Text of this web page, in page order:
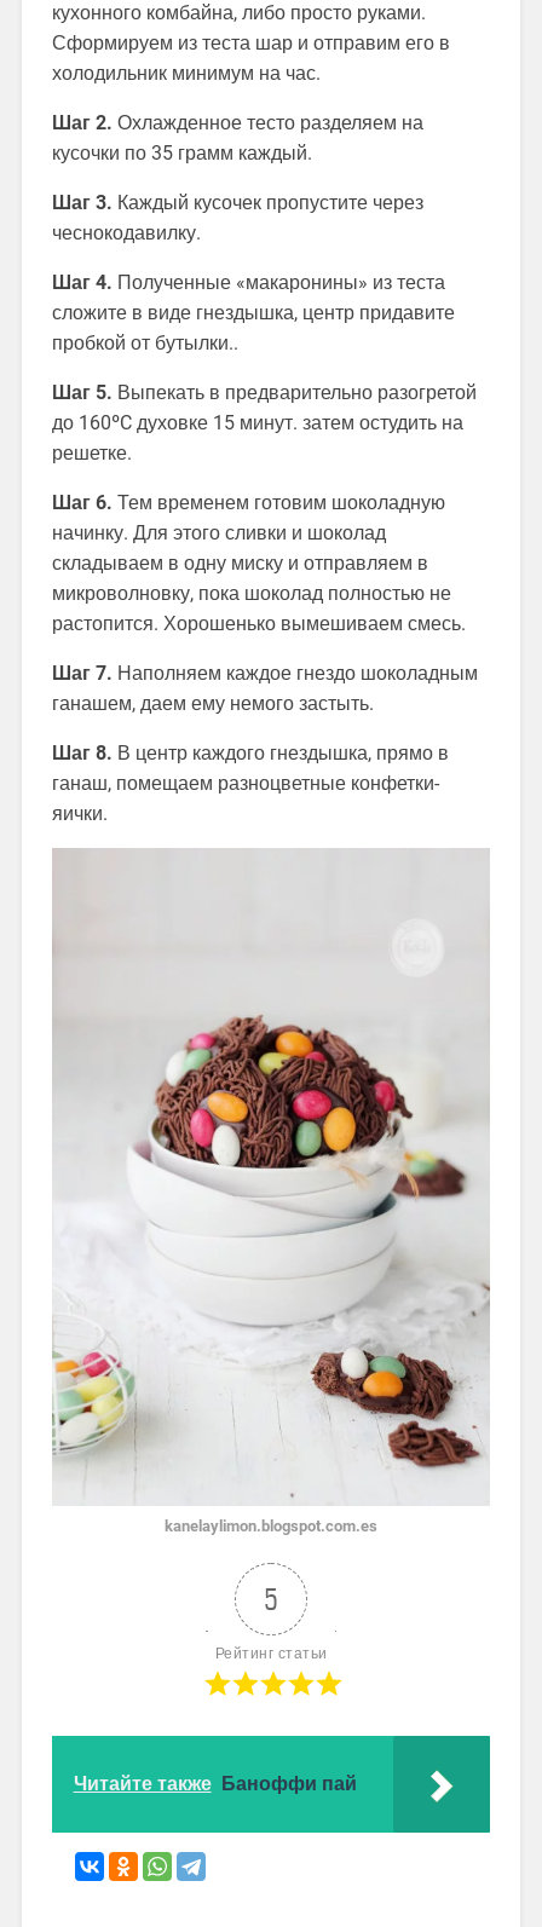
кухонного комбайна, либо просто руками.
Сформируем из теста шар и отправим его в
холодильник минимум на час.
Шаг 2. Охлажденное тесто разделяем на
кусочки по 35 грамм каждый.
Шаг 3. Каждый кусочек пропустите через
чеснокодавилку.
Шаг 4. Полученные «макаронины» из теста
сложите в виде гнездышка, центр придавите
пробкой от бутылки..
Шаг 5. Выпекать в предварительно разогретой
до 160ºC духовке 15 минут. затем остудить на
решетке.
Шаг 6. Тем временем готовим шоколадную
начинку. Для этого сливки и шоколад
складываем в одну миску и отправляем в
микроволновку, пока шоколад полностью не
растопится. Хорошенько вымешиваем смесь.
Шаг 7. Наполняем каждое гнездо шоколадным
ганашем, даем ему немого застыть.
Шаг 8. В центр каждого гнездышка, прямо в
ганаш, помещаем разноцветные конфетки-
яички.
kanelaylimon.blogspot.com.es
5
Рейтинг статьи
Читайте также Баноффи пай